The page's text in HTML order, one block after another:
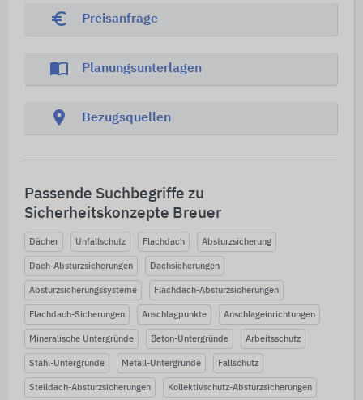
euro_symbol Preisanfrage
import_contacts Planungsunterlagen
location_on Bezugsquellen
Passende Suchbegriffe zu
Sicherheitskonzepte Breuer
Dächer Unfallschutz Flachdach Absturzsicherung
Dach-Absturzsicherungen Dachsicherungen
Absturzsicherungssysteme Flachdach-Absturzsicherungen
Flachdach-Sicherungen Anschlagpunkte Anschlageinrichtungen
Mineralische Untergründe Beton-Untergründe Arbeitsschutz
Stahl-Untergründe Metall-Untergründe Fallschutz
Steildach-Absturzsicherungen Kollektivschutz-Absturzsicherungen